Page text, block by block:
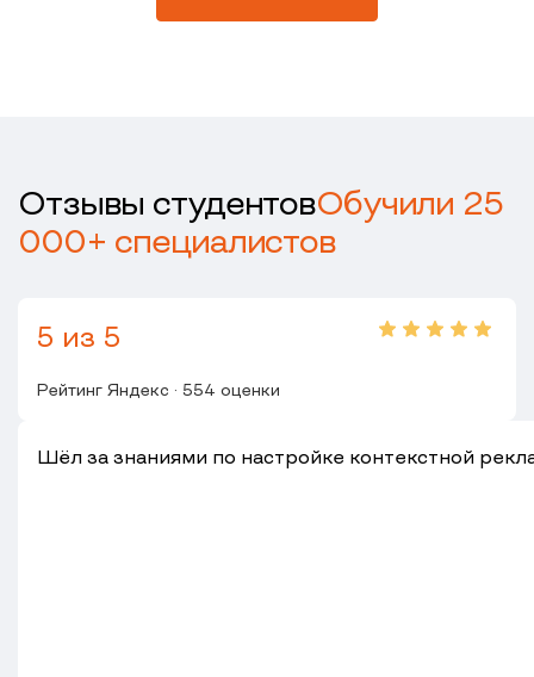
Отзывы студентовОбучили 25
000+ специалистов
5 из 5
Рейтинг Яндекс · 554 оценки
Шёл за знаниями по настройке контекстной